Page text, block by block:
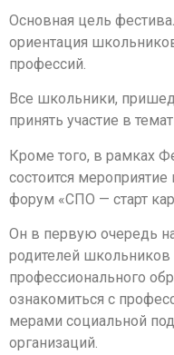
Основная цель
ориентация
профессий.
Все школьники,
принять участие в
Кроме того, в рамках
состоится
форум «СПО — старт
Он в первую очередь
родителей школьников
профессионального
ознакомиться с
мерами социальной
организаций.